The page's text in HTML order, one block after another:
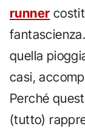
runner
quella
casi,
Perché
(tutto)